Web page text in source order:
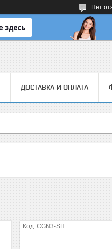
Нет
ДОСТАВКА И ОПЛАТА
CGN3-SH